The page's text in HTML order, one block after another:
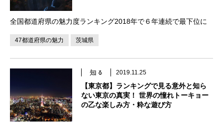
全国都道府県の魅力度ランキング2018年で６年連続で最下位に
なってしまった茨城県ですが、魅力がないというのは本当なので
しょうか。 近年では、春のひたち海浜公園のネモフィラ畑が絶
47都道府県の魅力 茨城県
2019.11.25
【東京都】ランキングで見る意外と知ら
ない東京の真実！ 世界の憧れトーキョー
の乙な楽しみ方・粋な遊び方